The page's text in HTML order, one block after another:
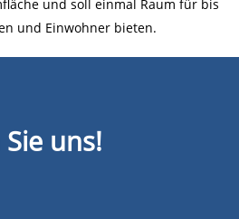
und soll einmal Raum für bis
und Einwohner bieten.
uns!